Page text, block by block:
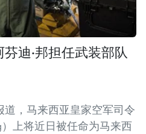
迪·邦担任武装部队
，马来西亚皇家空军司令
）上将近日被任命为马来西